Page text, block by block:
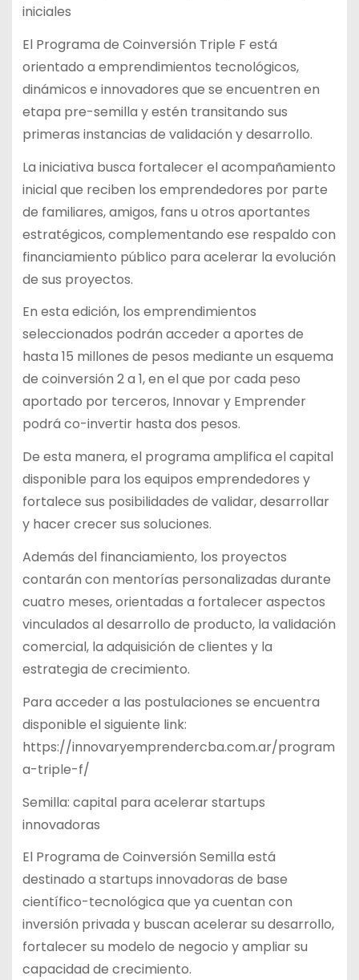
iniciales
El Programa de Coinversión Triple F está
orientado a emprendimientos tecnológicos,
dinámicos e innovadores que se encuentren en
etapa pre-semilla y estén transitando sus
primeras instancias de validación y desarrollo.
La iniciativa busca fortalecer el acompañamiento
inicial que reciben los emprendedores por parte
de familiares, amigos, fans u otros aportantes
estratégicos, complementando ese respaldo con
financiamiento público para acelerar la evolución
de sus proyectos.
En esta edición, los emprendimientos
seleccionados podrán acceder a aportes de
hasta 15 millones de pesos mediante un esquema
de coinversión 2 a 1, en el que por cada peso
aportado por terceros, Innovar y Emprender
podrá co-invertir hasta dos pesos.
De esta manera, el programa amplifica el capital
disponible para los equipos emprendedores y
fortalece sus posibilidades de validar, desarrollar
y hacer crecer sus soluciones.
Además del financiamiento, los proyectos
contarán con mentorías personalizadas durante
cuatro meses, orientadas a fortalecer aspectos
vinculados al desarrollo de producto, la validación
comercial, la adquisición de clientes y la
estrategia de crecimiento.
Para acceder a las postulaciones se encuentra
disponible el siguiente link:
https://innovaryemprendercba.com.ar/program
a-triple-f/
Semilla: capital para acelerar startups
innovadoras
El Programa de Coinversión Semilla está
destinado a startups innovadoras de base
científico-tecnológica que ya cuentan con
inversión privada y buscan acelerar su desarrollo,
fortalecer su modelo de negocio y ampliar su
capacidad de crecimiento.